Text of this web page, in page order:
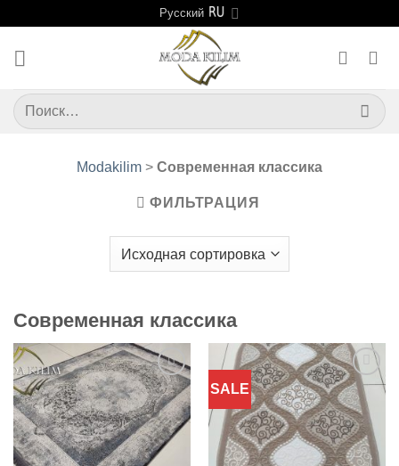
content
Русский
Искать:
Modakilim > Современная классика
ФИЛЬТРАЦИЯ
Современная классика
Добавить
в
избранное
SALE
Добавить
в
избранное